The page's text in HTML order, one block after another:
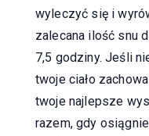
wyleczyć się i
zalecana ilość snu
7,5 godziny. Jeśli
twoje ciało
twoje najlepsze
razem, gdy